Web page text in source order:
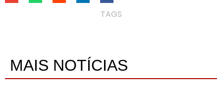
TAGS
MAIS NOTÍCIAS